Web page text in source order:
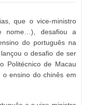
que o vice-ministro
nome…), desafiou a
do português na
o desafio de ser
Politécnico de Macau
ensino do chinês em